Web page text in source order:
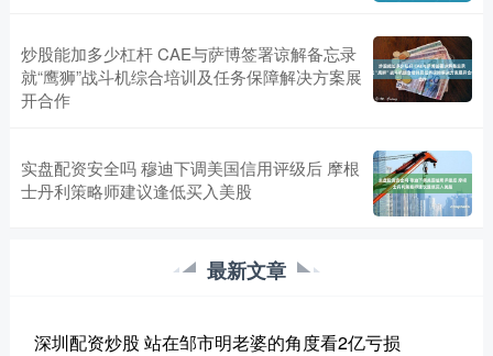
炒股能加多少杠杆 CAE与萨博签署谅解备忘录
就“鹰狮”战斗机综合培训及任务保障解决方案展
开合作
实盘配资安全吗 穆迪下调美国信用评级后 摩根
士丹利策略师建议逢低买入美股
最新文章
深圳配资炒股 站在邹市明老婆的角度看2亿亏损